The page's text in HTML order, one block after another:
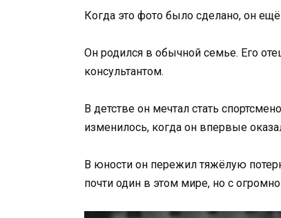
Когда это фото было сделано, он
Он родился в обычной семье. Его
консультантом.
В детстве он мечтал стать
изменилось, когда он впервые
В юности он пережил тяжёлую
почти один в этом мире, но с